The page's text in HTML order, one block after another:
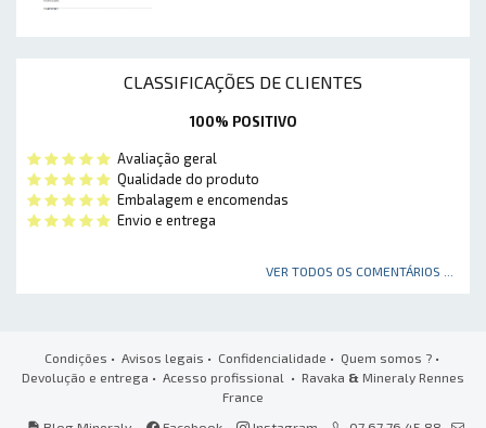
CLASSIFICAÇÕES DE CLIENTES
100% POSITIVO
Avaliação geral
Qualidade do produto
Embalagem e encomendas
Envio e entrega
VER TODOS OS COMENTÁRIOS ...
Condições • Avisos legais • Confidencialidade • Quem somos ?•
Devolução e entrega • Acesso profissional • Ravaka & Mineraly Rennes
France